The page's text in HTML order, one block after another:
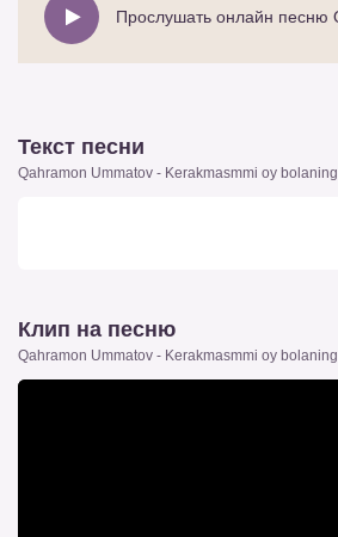
Текст песни
Qahramon Ummatov - Kerakmasmmi oy bolaning
Клип на песню
Qahramon Ummatov - Kerakmasmmi oy bolaning